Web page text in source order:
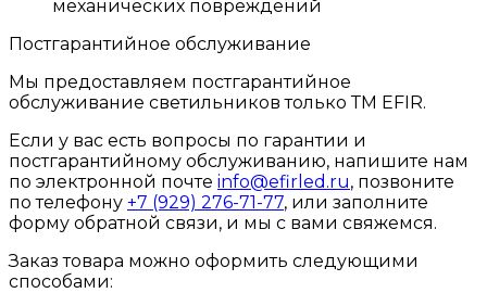
механических повреждений
Постгарантийное обслуживание
Мы предоставляем постгарантийное
обслуживание светильников только ТМ EFIR.
Если у вас есть вопросы по гарантии и
постгарантийному обслуживанию, напишите нам
по электронной почте info@efirled.ru, позвоните
по телефону +7 (929) 276-71-77, или заполните
форму обратной связи, и мы с вами свяжемся.
Заказ товара можно оформить следующими
способами: